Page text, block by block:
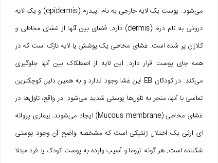
می‌شود. پوست یک لایه خارجی به نام اپیدرم (epidermis) و یک لایه
درونی به نام درم (dermis) دارد. فضای بین آنها از غشای مخاطی و
کلاژن پر شده است. غشای مخاطی یک پوشش یا لایه نازک است که در
همه جای پوست قرار دارد. این لایه از اصطکاک بین آنها جلوگیری
می‌کند. در کودکان EB این غشا وجود ندارد و به همین دلیل کوچکترین
تماسی با آنها، منجر به تاول‌ها پوستی شدید می‌شود. در واقع، تاول‌ها در
غشای مخاطی (Mucous membrane) ایجاد می‌شوند. بیماری پروانه‌
ای ارثی یک اختلال ژنتیکی است که مشخصه واضح آن وجود پوستی
شکننده است. هر گونه تروما و آسیب وارده به پوست کودک یا فرد مبتلا